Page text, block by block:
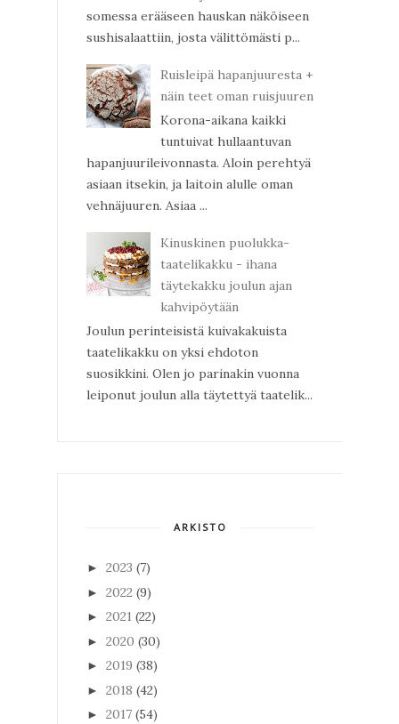
somessa erääseen hauskan näköiseen
sushisalaattiin, josta välittömästi p...
Ruisleipä hapanjuuresta +
näin teet oman ruisjuuren
Korona-aikana kaikki
tuntuivat hullaantuvan
hapanjuurileivonnasta. Aloin perehtyä
asiaan itsekin, ja laitoin alulle oman
vehnäjuuren. Asiaa ...
Kinuskinen puolukka-
taatelikakku - ihana
täytekakku joulun ajan
kahvipöytään
Joulun perinteisistä kuivakakuista
taatelikakku on yksi ehdoton
suosikkini. Olen jo parinakin vuonna
leiponut joulun alla täytettyä taatelik...
ARKISTO
► 2023 (7)
► 2022 (9)
► 2021 (22)
► 2020 (30)
► 2019 (38)
► 2018 (42)
► 2017 (54)